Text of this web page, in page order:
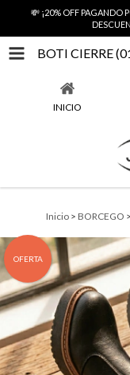
💸 ¡20% OFF PAGANDO
BOTI CIERRE
INICIO
Inicio > BORCEGO >
OFERTA